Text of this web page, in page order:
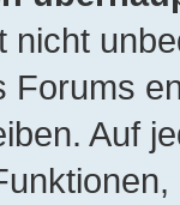
nicht
Forums
Auf